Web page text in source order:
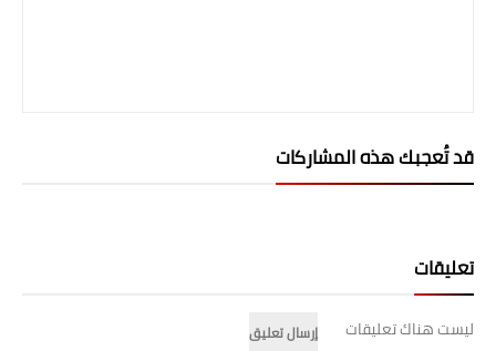
قد تُعجبك هذه المشاركات
تعليقات
ليست هناك تعليقات
إرسال تعليق